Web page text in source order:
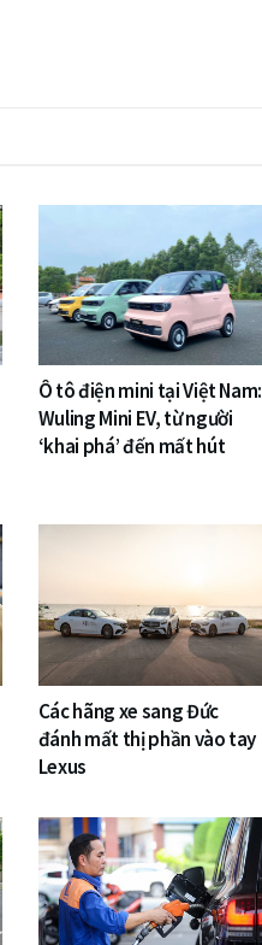
Ô tô điện mini tại Việt Nam:
Wuling Mini EV, từ người
‘khai phá’ đến mất hút
Các hãng xe sang Đức
đánh mất thị phần vào tay
Lexus